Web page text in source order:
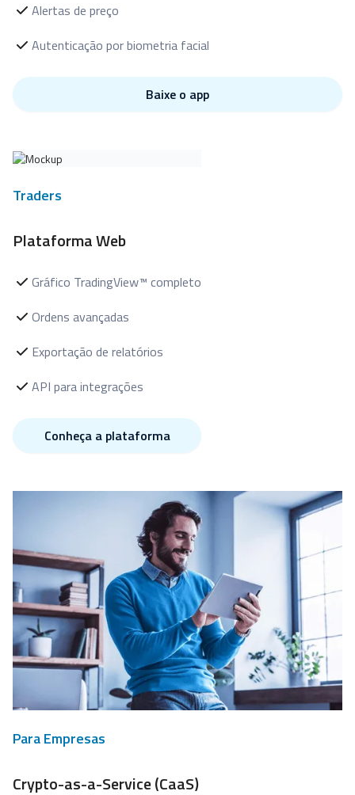
Alertas de preço
Autenticação por biometria facial
Baixe o app
Traders
Plataforma Web
Gráfico TradingView™ completo
Ordens avançadas
Exportação de relatórios
API para integrações
Conheça a plataforma
Para Empresas
Crypto-as-a-Service (CaaS)